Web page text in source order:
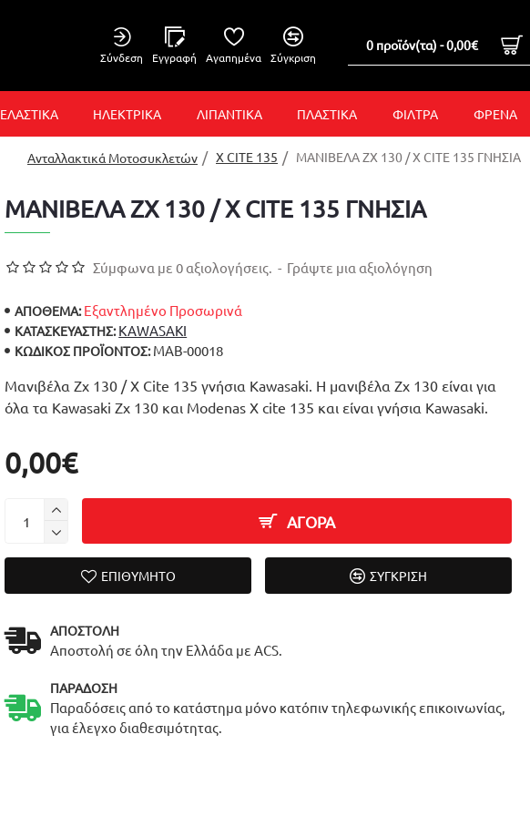
Σύνδεση Εγγραφή Αγαπημένα Σύγκριση
0 προϊόν(τα) - 0,00€
ΕΛΑΣΤΙΚΑ ΗΛΕΚΤΡΙΚΑ ΛΙΠΑΝΤΙΚΑ ΠΛΑΣΤΙΚΑ ΦΙΛΤΡΑ ΦΡΕΝΑ
Ανταλλακτικά Μοτοσυκλετών X CITE 135 ΜΑΝΙΒΕΛΑ ZX 130 / X CITE 135 ΓΝΗΣΙΑ
ΜΑΝΙΒΕΛΑ ZX 130 / X CITE 135 ΓΝΗΣΙΑ
Μανιβέλα Zx 130 / X Cite 135 γνήσια Kawasaki. Η μανιβέλα Zx 130 είναι για
όλα τα Kawasaki Zx 130 και Modenas X cite 135 και είναι γνήσια Kawasaki.
ΑΠΟΘΕΜΑ: Εξαντλημένο Προσωρινά
ΚΑΤΑΣΚΕΥΑΣΤΉΣ: KAWASAKI
ΚΩΔΙΚΌΣ ΠΡΟΪΌΝΤΟΣ: ΜΑΒ-00018
Σύμφωνα με 0 αξιολογήσεις. - Γράψτε μια αξιολόγηση
0,00€
ΑΓΟΡΑ
ΕΠΙΘΥΜΗΤΌ ΣΎΓΚΡΙΣΗ
ΑΠΟΣΤΟΛΉ
Αποστολή σε όλη την Ελλάδα με ACS.
ΠΑΡΆΔΟΣΗ
Παραδόσεις από το κατάστημα μόνο κατόπιν τηλεφωνικής επικοινωνίας,
για έλεγχο διαθεσιμότητας.